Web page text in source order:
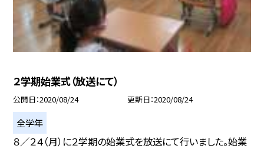
２学期始業式（放送にて）
公開日 2020/08/24 更新日 2020/08/24
全学年
８／２４（月）に２学期の始業式を放送にて行いました。始業